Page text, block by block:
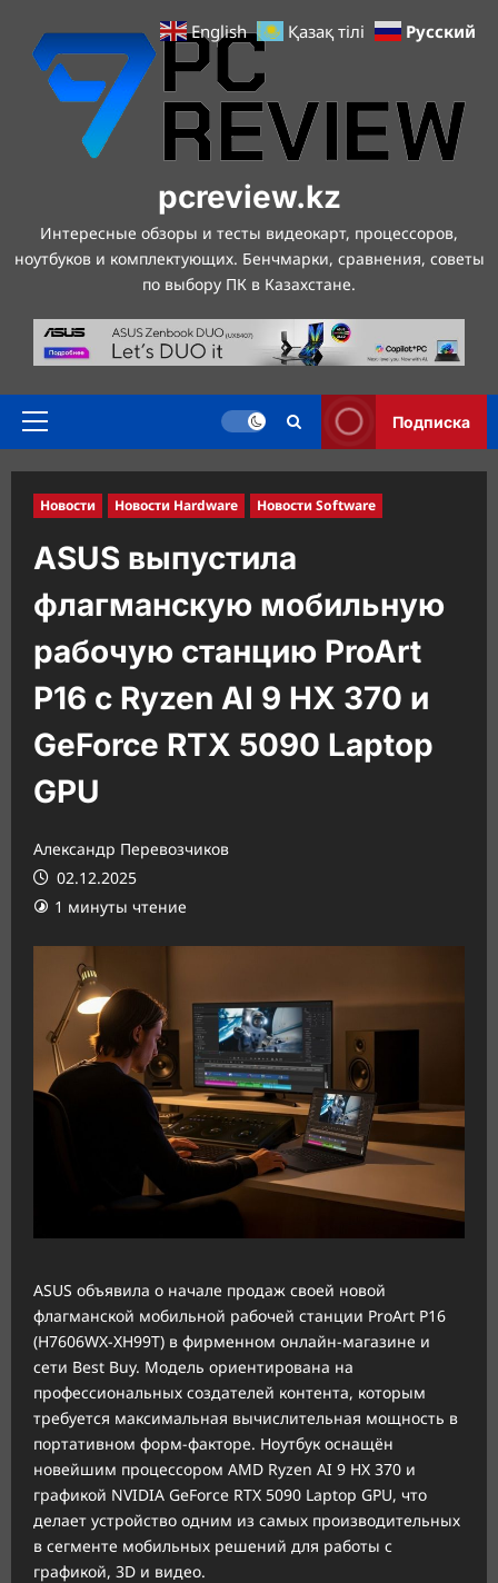
содержимому
pcreview.kz
Интересные обзоры и тесты видеокарт, процессоров,
ноутбуков и комплектующих. Бенчмарки, сравнения, советы
по выбору ПК в Казахстане.
Основное
Подписка
Новости Новости Hardware Новости Software
ASUS выпустила
флагманскую мобильную
рабочую станцию ProArt
P16 с Ryzen AI 9 HX 370 и
GeForce RTX 5090 Laptop
GPU
Александр Перевозчиков
02.12.2025
1 минуты чтение
ASUS объявила о начале продаж своей новой
флагманской мобильной рабочей станции ProArt P16
(H7606WX-XH99T) в фирменном онлайн-магазине и
сети Best Buy. Модель ориентирована на
профессиональных создателей контента, которым
требуется максимальная вычислительная мощность в
портативном форм-факторе. Ноутбук оснащён
новейшим процессором AMD Ryzen AI 9 HX 370 и
графикой NVIDIA GeForce RTX 5090 Laptop GPU, что
делает устройство одним из самых производительных
в сегменте мобильных решений для работы с
графикой, 3D и видео.
English Қазақ тілі Русский